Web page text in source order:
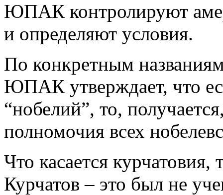
ЮПАК контролируют
и определяют условия.
По конкретным
ЮПАК утверждает, что
“нобелий”, то,
полномочия всех
Что касается
Курчатов – это был не